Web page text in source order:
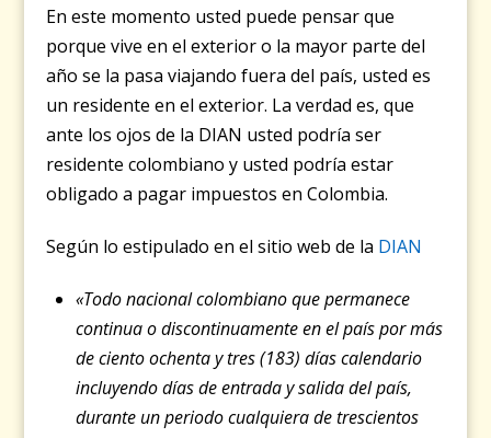
En este momento usted puede pensar que
porque vive en el exterior o la mayor parte del
año se la pasa viajando fuera del país, usted es
un residente en el exterior. La verdad es, que
ante los ojos de la DIAN usted podría ser
residente colombiano y usted podría estar
obligado a pagar impuestos en Colombia.
Según lo estipulado en el sitio web de la DIAN
«Todo nacional colombiano que permanece
continua o discontinuamente en el país por más
de ciento ochenta y tres (183) días calendario
incluyendo días de entrada y salida del país,
durante un periodo cualquiera de trescientos